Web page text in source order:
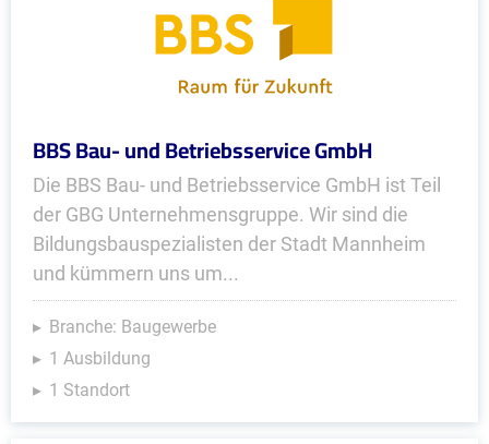
BBS Bau- und Betriebsservice GmbH
Die BBS Bau- und Betriebsservice GmbH ist Teil
der GBG Unternehmensgruppe. Wir sind die
Bildungsbauspezialisten der Stadt Mannheim
und kümmern uns um...
Branche: Baugewerbe
1 Ausbildung
1 Standort